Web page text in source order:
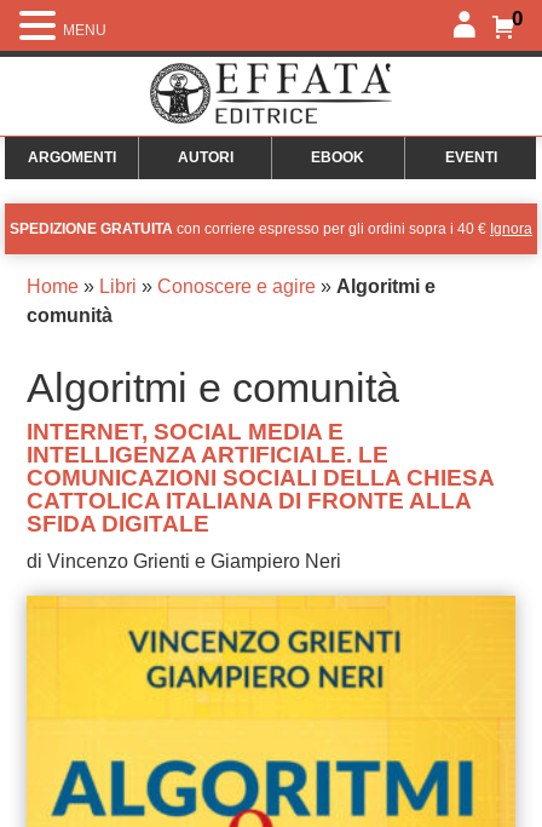
0
ARGOMENTI AUTORI EBOOK EVENTI
SPEDIZIONE GRATUITA con corriere espresso per gli ordini sopra i 40 € Ignora
Home» Libri » Conoscere e agire» Algoritmi e
comunità
Algoritmi e comunità
INTERNET, SOCIAL MEDIA E
INTELLIGENZA ARTIFICIALE. LE
COMUNICAZIONI SOCIALI DELLA CHIESA
CATTOLICA ITALIANA DI FRONTE ALLA
SFIDA DIGITALE
di Vincenzo Grienti e Giampiero Neri
MENU